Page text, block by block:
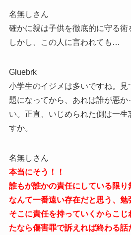
名無しさん
確かに親は子供を徹底的に守る術
しかし、この人に言われても…
Gluebrk
小学生のイジメは多いですね。見
題になってから、あれは誰が悪
い。正直、いじめられた側は一
すか。
名無しさん
本当にそう！！
誰もが誰かの責任にしている限
なんて一番遠い存在だと思う、勉
そこに責任を持っていくからこじ
たなら傷害罪で訴えれば終わる話